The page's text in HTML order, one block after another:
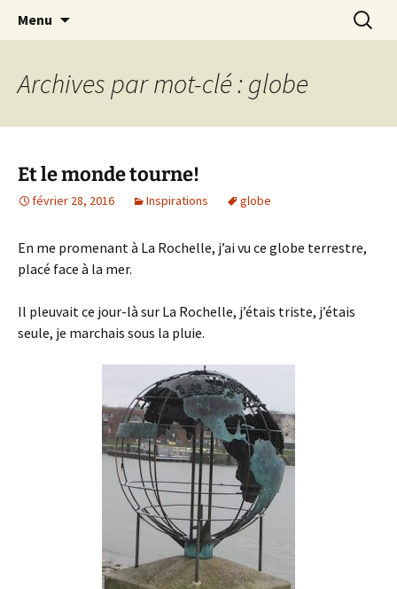
filsetcrayons
Le blog de Sophie A
Menu
Archives par mot-clé : globe
Et le monde tourne!
février 28, 2016 Inspirations globe
En me promenant à La Rochelle, j’ai vu ce globe terrestre,
placé face à la mer.
Il pleuvait ce jour-là sur La Rochelle, j’étais triste, j’étais
seule, je marchais sous la pluie.